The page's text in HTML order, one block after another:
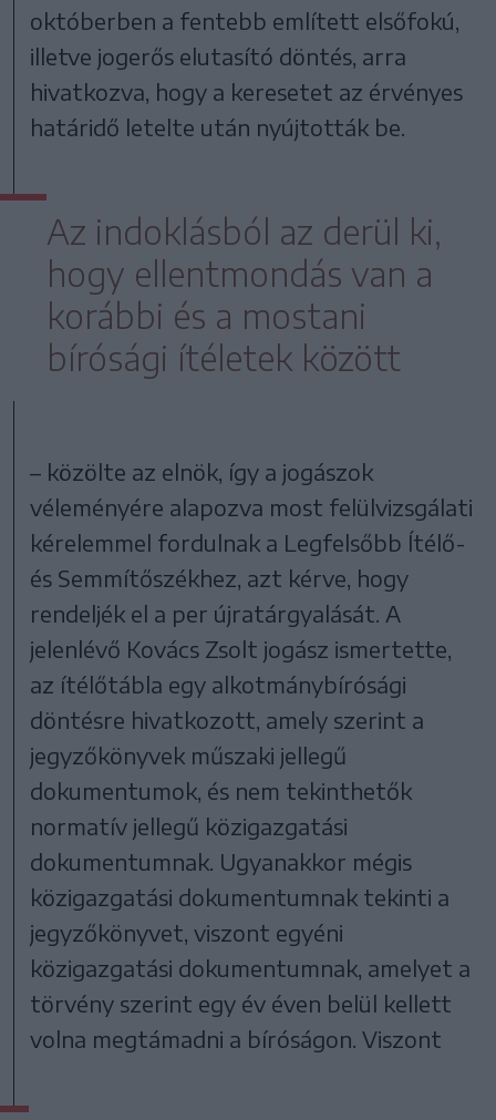
októberben a fentebb említett elsőfokú,
illetve jogerős elutasító döntés, arra
hivatkozva, hogy a keresetet az érvényes
határidő letelte után nyújtották be.
Az indoklásból az derül ki,
hogy ellentmondás van a
korábbi és a mostani
bírósági ítéletek között
– közölte az elnök, így a jogászok
véleményére alapozva most felülvizsgálati
kérelemmel fordulnak a Legfelsőbb Ítélő-
és Semmítőszékhez, azt kérve, hogy
rendeljék el a per újratárgyalását. A
jelenlévő Kovács Zsolt jogász ismertette,
az ítélőtábla egy alkotmánybírósági
döntésre hivatkozott, amely szerint a
jegyzőkönyvek műszaki jellegű
dokumentumok, és nem tekinthetők
normatív jellegű közigazgatási
dokumentumnak. Ugyanakkor mégis
közigazgatási dokumentumnak tekinti a
jegyzőkönyvet, viszont egyéni
közigazgatási dokumentumnak, amelyet a
törvény szerint egy év éven belül kellett
volna megtámadni a bíróságon. Viszont